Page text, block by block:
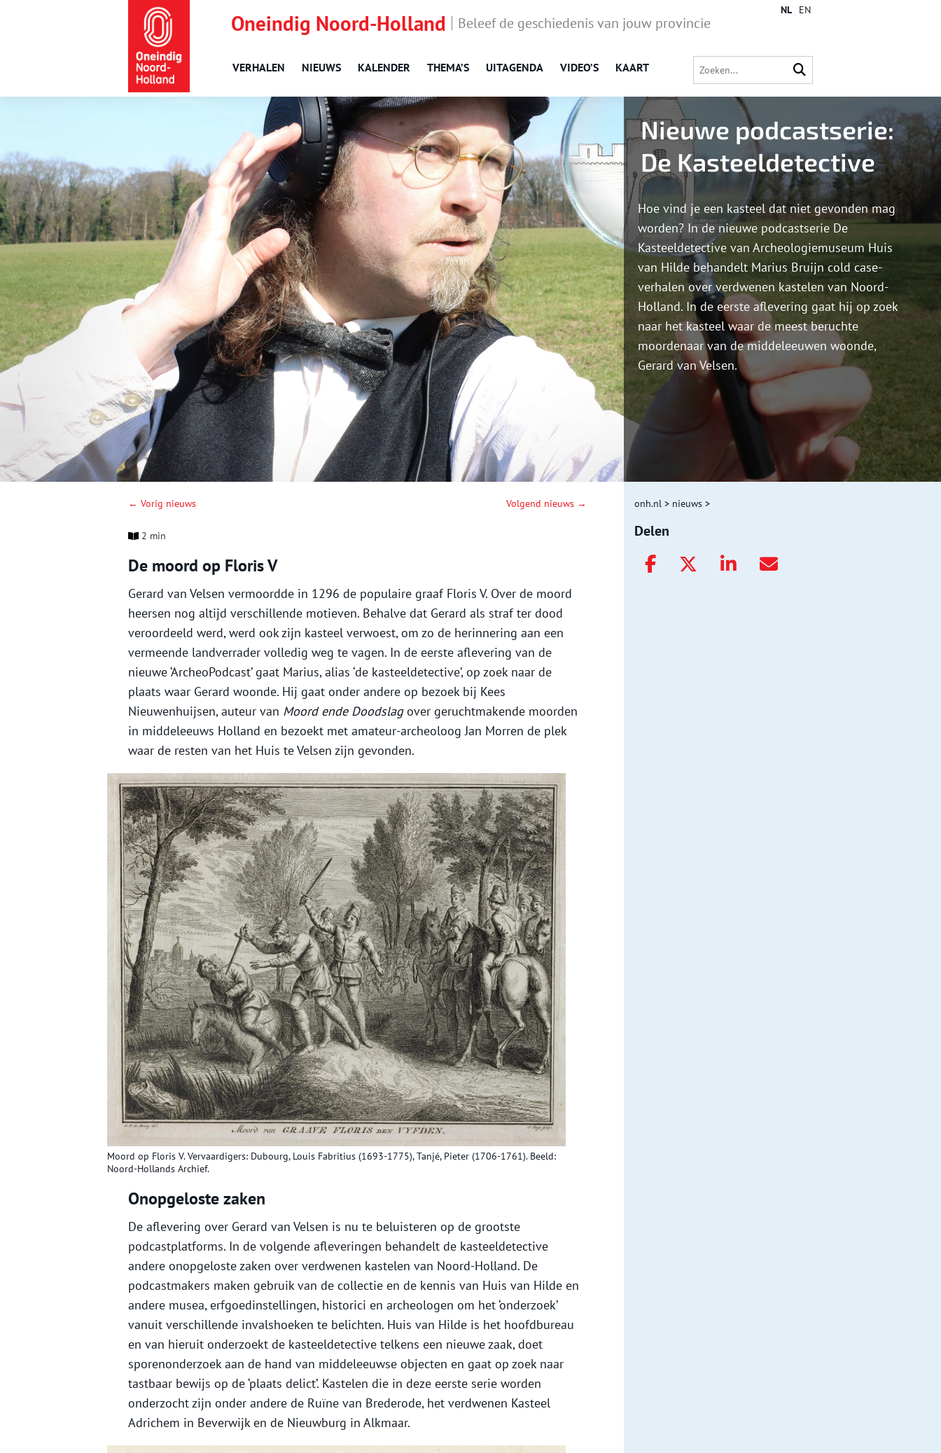
Oneindig Noord-Holland Beleef de geschiedenis van jouw provincie
VERHALEN NIEUWS KALENDER THEMA’S UITAGENDA VIDEO’S KAART
NL EN
Nieuwe podcastserie:
De Kasteeldetective
Hoe vind je een kasteel dat niet gevonden mag
worden? In de nieuwe podcastserie De
Kasteeldetective van Archeologiemuseum Huis
van Hilde behandelt Marius Bruijn cold case-
verhalen over verdwenen kastelen van Noord-
Holland. In de eerste aflevering gaat hij op zoek
naar het kasteel waar de meest beruchte
moordenaar van de middeleeuwen woonde,
Gerard van Velsen.
← Vorig nieuws Volgend nieuws →
2 min
De moord op Floris V
Gerard van Velsen vermoordde in 1296 de populaire graaf Floris V. Over de moord
heersen nog altijd verschillende motieven. Behalve dat Gerard als straf ter dood
veroordeeld werd, werd ook zijn kasteel verwoest, om zo de herinnering aan een
vermeende landverrader volledig weg te vagen. In de eerste aflevering van de
nieuwe ‘ArcheoPodcast’ gaat Marius, alias ‘de kasteeldetective’, op zoek naar de
plaats waar Gerard woonde. Hij gaat onder andere op bezoek bij Kees
Nieuwenhuijsen, auteur van Moord ende Doodslagover geruchtmakende moorden
in middeleeuws Holland en bezoekt met amateur-archeoloog Jan Morren de plek
waar de resten van het Huis te Velsen zijn gevonden.
Moord op Floris V. Vervaardigers: Dubourg, Louis Fabritius (1693-1775), Tanjé, Pieter (1706-1761). Beeld:
Noord-Hollands Archief.
Onopgeloste zaken
De aflevering over Gerard van Velsen is nu te beluisteren op de grootste
podcastplatforms. In de volgende afleveringen behandelt de kasteeldetective
andere onopgeloste zaken over verdwenen kastelen van Noord-Holland. De
podcastmakers maken gebruik van de collectie en de kennis van Huis van Hilde en
andere musea, erfgoedinstellingen, historici en archeologen om het ‘onderzoek’
vanuit verschillende invalshoeken te belichten. Huis van Hilde is het hoofdbureau
en van hieruit onderzoekt de kasteeldetective telkens een nieuwe zaak, doet
sporenonderzoek aan de hand van middeleeuwse objecten en gaat op zoek naar
tastbaar bewijs op de ‘plaats delict’. Kastelen die in deze eerste serie worden
onderzocht zijn onder andere de Ruïne van Brederode, het verdwenen Kasteel
Adrichem in Beverwijk en de Nieuwburg in Alkmaar.
onh.nl > nieuws >
Delen